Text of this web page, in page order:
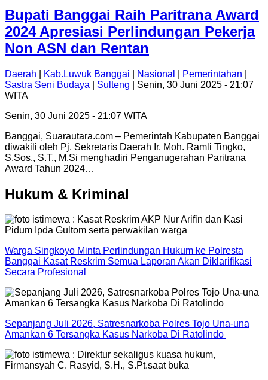
Bupati Banggai Raih Paritrana Award
2024 Apresiasi Perlindungan Pekerja
Non ASN dan Rentan
Daerah Kab.Luwuk Banggai Nasional Pemerintahan
Sastra Seni Budaya
Sulteng | Senin, 30 Juni 2025 - 21:07
WITA
Senin, 30 Juni 2025 - 21:07 WITA
Banggai, Suarautara.com – Pemerintah Kabupaten Banggai
diwakili oleh Pj. Sekretaris Daerah Ir. Moh. Ramli Tingko,
S.Sos., S.T., M.Si menghadiri Penganugerahan Paritrana
Award Tahun 2024…
Hukum & Kriminal
Warga Singkoyo Minta Perlindungan Hukum ke Polresta
Banggai Kasat Reskrim Semua Laporan Akan Diklarifikasi
Secara Profesional
Sepanjang Juli 2026, Satresnarkoba Polres Tojo Una-una
Amankan 6 Tersangka Kasus Narkoba Di Ratolindo